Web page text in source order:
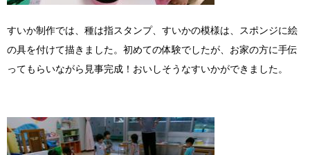
すいか制作では、種は指スタンプ、すいかの模様は、スポンジに絵
の具を付けて描きました。初めての体験でしたが、お家の方に手伝
ってもらいながら見事完成！おいしそうなすいかができました。